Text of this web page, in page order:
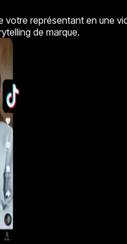
représentant en une
de marque.